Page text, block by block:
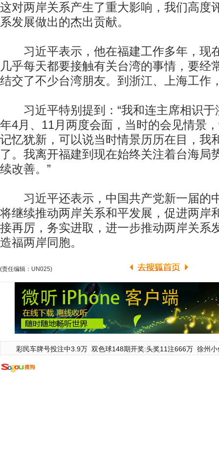
这对两岸关系产生了重大影响，我们高度
系发展做出的杰出贡献。
习近平表示，他在福建工作多年，现
几乎每天都要接触有关台湾的事情，要经
结交了不少台湾朋友。到浙江、上海工作
习近平特别提到：“我和连主席相识于
年4月、11月两度会面，当时的会见情景
记忆犹新，可以说当时情景历历在目，我
了。我离开福建到现在始终关注着台海局
续改善。”
习近平还表示，中国共产党新一届的
将继续推动两岸关系和平发展，促进两岸
接再厉，务实进取，进一步推动两岸关系
造福两岸同胞。
(责任编辑：UN025)
彩民车牌号投注中3.9万 双色球148期开奖:头奖11注666万 徐州